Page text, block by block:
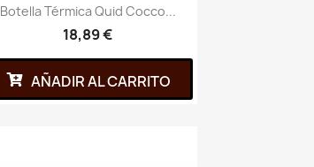
Botella Térmica Quid Cocco...
18,89 €
AÑADIR AL CARRITO